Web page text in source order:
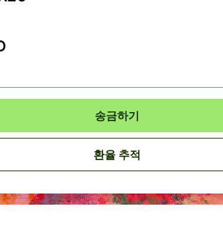
송금하기
환율 추적